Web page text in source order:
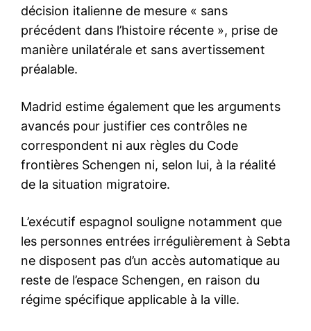
Mon compte
Related
Aziz Akhannouch a
représenté le Roi Mohammed
François au Vatican
26 April 2025
In "Diplomatie"
Le Pape François attendu au
Maroc en décembre
In "Famille Royale"